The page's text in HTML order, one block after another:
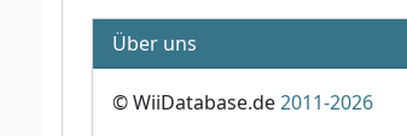
Über uns
© WiiDatabase.de2011-2026